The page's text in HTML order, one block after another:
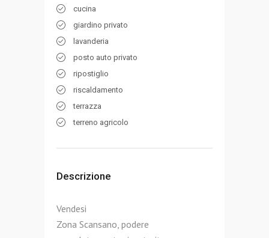
cucina
giardino privato
lavanderia
posto auto privato
ripostiglio
riscaldamento
terrazza
terreno agricolo
Descrizione
Vendesi
Zona Scansano, podere